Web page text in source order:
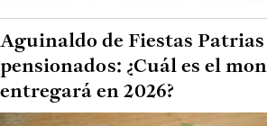
Aguinaldo de Fiestas
pensionados: ¿Cuál es el
entregará en 2026?